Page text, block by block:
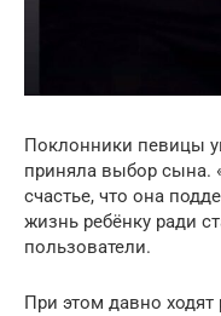
Поклонники певицы
приняла выбор сына.
счастье, что она
жизнь ребёнку ради
пользователи.
При этом давно ходят